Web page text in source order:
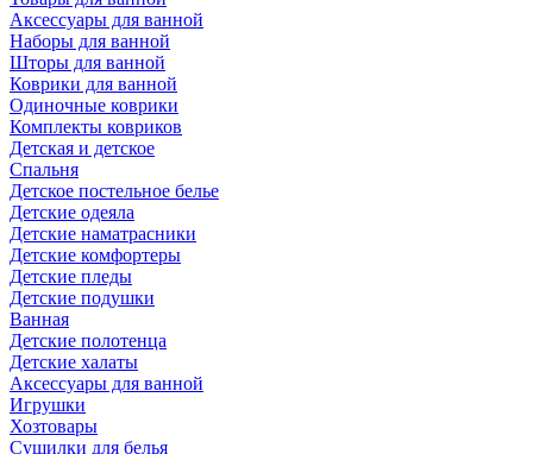
Аксессуары для ванной
Наборы для ванной
Шторы для ванной
Коврики для ванной
Одиночные коврики
Комплекты ковриков
Детская и детское
Спальня
Детское постельное белье
Детские одеяла
Детские наматрасники
Детские комфортеры
Детские пледы
Детские подушки
Ванная
Детские полотенца
Детские халаты
Аксессуары для ванной
Игрушки
Хозтовары
Сушилки для белья